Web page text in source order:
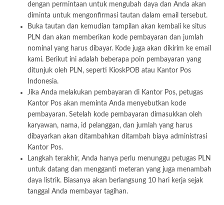
dengan permintaan untuk mengubah daya dan Anda akan
diminta untuk mengonfirmasi tautan dalam email tersebut.
Buka tautan dan kemudian tampilan akan kembali ke situs
PLN dan akan memberikan kode pembayaran dan jumlah
nominal yang harus dibayar. Kode juga akan dikirim ke email
kami. Berikut ini adalah beberapa poin pembayaran yang
ditunjuk oleh PLN, seperti KioskPOB atau Kantor Pos
Indonesia.
Jika Anda melakukan pembayaran di Kantor Pos, petugas
Kantor Pos akan meminta Anda menyebutkan kode
pembayaran. Setelah kode pembayaran dimasukkan oleh
karyawan, nama, id pelanggan, dan jumlah yang harus
dibayarkan akan ditambahkan ditambah biaya administrasi
Kantor Pos.
Langkah terakhir, Anda hanya perlu menunggu petugas PLN
untuk datang dan mengganti meteran yang juga menambah
daya listrik. Biasanya akan berlangsung 10 hari kerja sejak
tanggal Anda membayar tagihan.